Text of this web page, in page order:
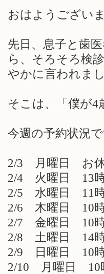
おはようござい
先日、息子と歯
ら、そろそろ検
やかに言われま
そこは、「僕が4
今週の予約状況
2/3 月曜日 お
2/4 火曜日 13
2/5 水曜日 11時
2/6 木曜日 10
2/7 金曜日 10
2/8 土曜日 14
2/9 日曜日 10時
2/10 月曜日 10